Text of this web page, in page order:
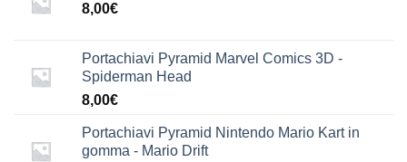
8,00€
Portachiavi Pyramid Marvel Comics 3D -
Spiderman Head
8,00€
Portachiavi Pyramid Nintendo Mario Kart in
gomma - Mario Drift